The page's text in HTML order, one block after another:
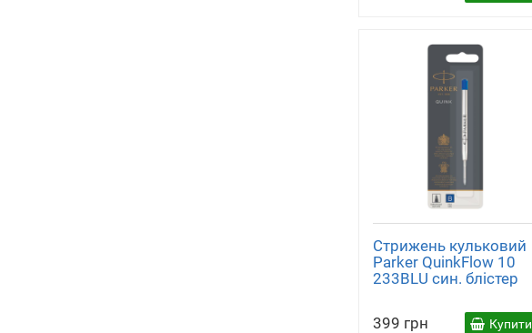
Стрижень кульковий
Parker QuinkFlow 10
233BLU син. блістер
399 грн Купити